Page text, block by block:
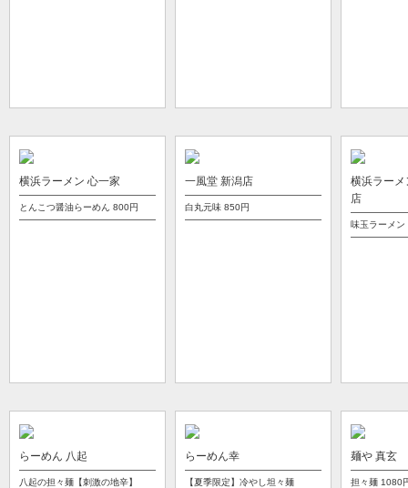
横浜ラーメン 心一家
とんこつ醤油らーめん 800円
一風堂 新潟店
白丸元味 850円
横浜ラー
店
味玉ラーメン
らーめん 八起
八起の担々麺【刺激の地辛】
らーめん幸
【夏季限定】冷やし坦々麺
麺や 真玄
担々麺 1080